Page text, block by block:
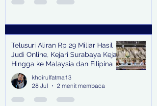
Telusuri Aliran Rp 29 Miliar Hasil
Judi Online, Kejari Surabaya Kejar
Hingga ke Malaysia dan Filipina
khoirulfatma13
28 Jul
2 menit membaca